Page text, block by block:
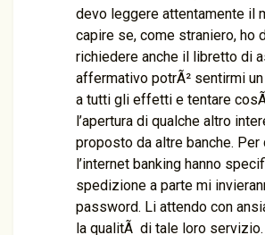
devo leggere attentamente il
capire se, come straniero, ho
richiedere anche il libretto di
affermativo potrÃ² sentirmi un
a tutti gli effetti e tentare
l’apertura di qualche altro
proposto da altre banche. Per
l’internet banking hanno
spedizione a parte mi
password. Li attendo con
la qualitÃ di tale loro servizio.